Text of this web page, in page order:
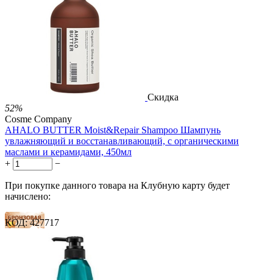
37 баллов
724.00 Р
за 1.00 мл
Нет в наличии
 
Скидка
52%
Cosme Company
AHALO BUTTER Moist&Repair Shampoo Шампунь
увлажняющий и восстанавливающий, с органическими
маслами и керамидами, 450мл
+
−
При покупке данного товара на Клубную карту будет
начислено:
22 балла
КОД: 427717